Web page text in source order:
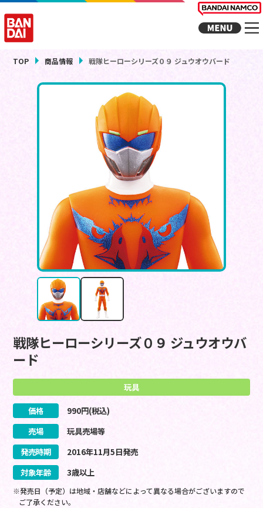
TOP 商品情報 戦隊ヒーローシリーズ０９ ジュウオウバード
戦隊ヒーローシリーズ０９ ジュウオウバ
ード
玩具
価格 990円(税込)
売場
玩具売場等
発売時期
2016年11月5日発売
対象年齢
3歳以上
※発売日（予定）は地域・店舗などによって異なる場合がございますので
ご了承ください。